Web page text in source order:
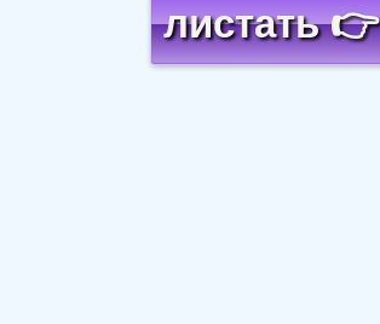
листать 👉